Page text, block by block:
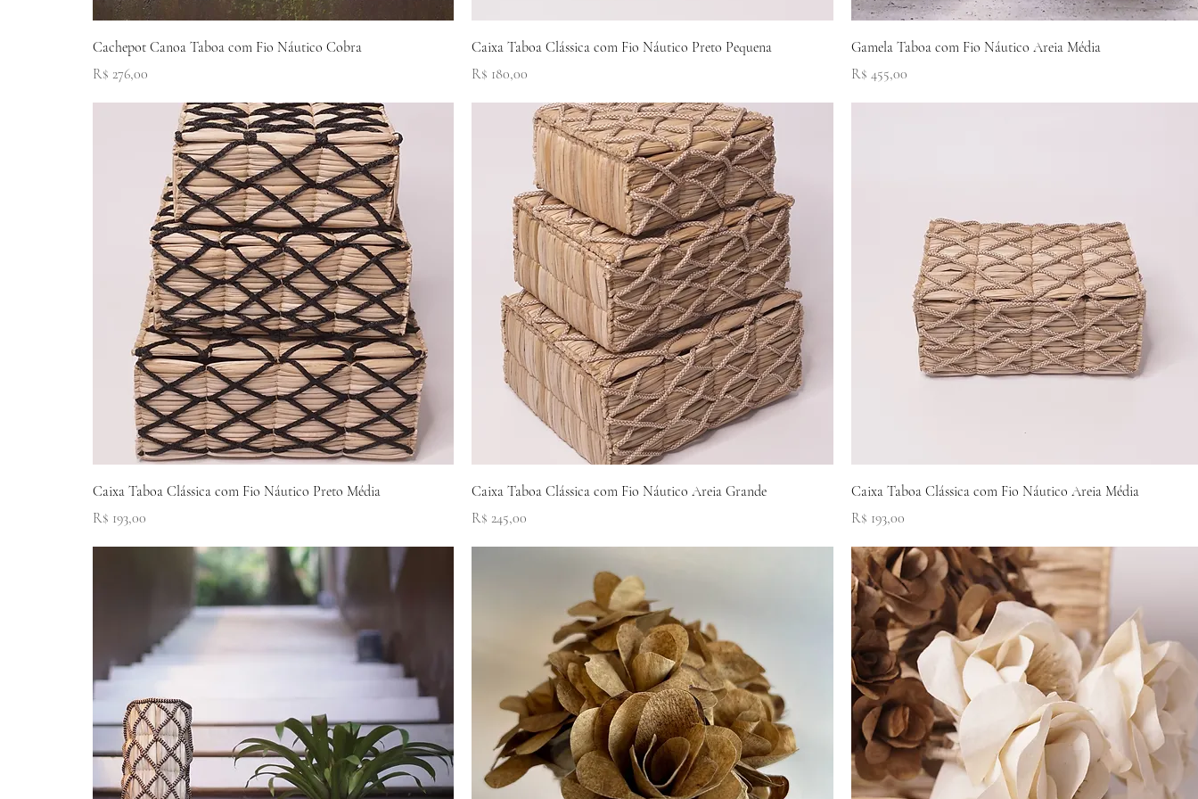
Visualização rápida
Cachepot Canoa Taboa com Fio Náutico Cobra
Preço
R$ 276,00
Visualização rápida
Caixa Taboa Clássica com Fio Náutico Preto Pequena
Preço
R$ 180,00
Visualização rápida
Gamela Taboa com Fio Náutico Areia Média
Preço
R$ 455,00
Visualização rápida
Caixa Taboa Clássica com Fio Náutico Preto Média
Preço
R$ 193,00
Visualização rápida
Caixa Taboa Clássica com Fio Náutico Areia Grande
Preço
R$ 245,00
Visualização rápida
Caixa Taboa Clássica com Fio Náutico Areia Média
Preço
R$ 193,00